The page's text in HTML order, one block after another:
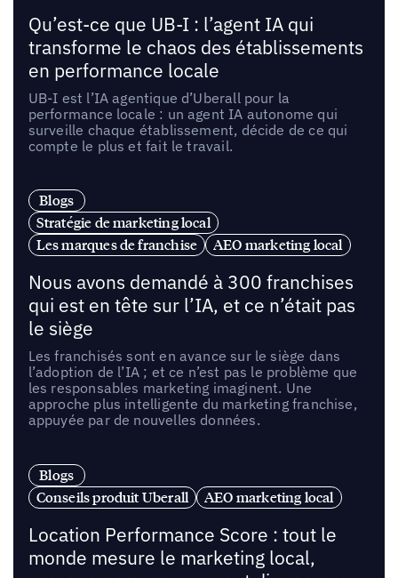
Qu’est-ce que UB-I : l’agent IA qui
transforme le chaos des établissements
en performance locale
UB-I est l’IA agentique d’Uberall pour la
performance locale : un agent IA autonome qui
surveille chaque établissement, décide de ce qui
compte le plus et fait le travail.
Blogs
Stratégie de marketing local
Les marques de franchise
AEO marketing local
Nous avons demandé à 300 franchises
qui est en tête sur l’IA, et ce n’était pas
le siège
Les franchisés sont en avance sur le siège dans
l’adoption de l’IA ; et ce n’est pas le problème que
les responsables marketing imaginent. Une
approche plus intelligente du marketing franchise,
appuyée par de nouvelles données.
Blogs
Conseils produit Uberall
AEO marketing local
Location Performance Score : tout le
monde mesure le marketing local,